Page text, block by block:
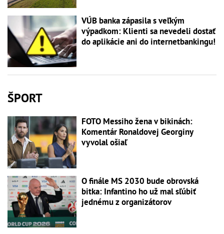
VÚB banka zápasila s veľkým
výpadkom: Klienti sa nevedeli dostať
do aplikácie ani do internetbankingu!
ŠPORT
FOTO Messiho žena v bikinách:
Komentár Ronaldovej Georginy
vyvolal ošiaľ
O finále MS 2030 bude obrovská
bitka: Infantino ho už mal sľúbiť
jednému z organizátorov